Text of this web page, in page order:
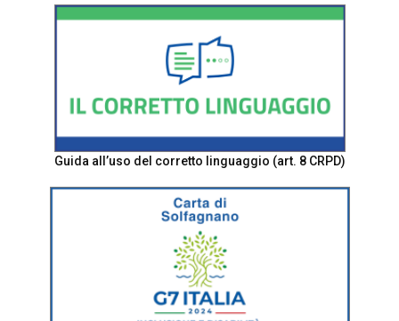
Guida all’uso del corretto linguaggio (art. 8 CRPD)